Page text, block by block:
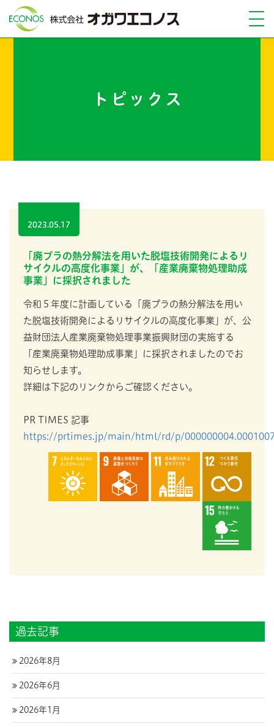
トピックス
2023.05.17
「廃プラの熱分解法を用いた脱塩技術開発によるリ
サイクルの高度化事業」が、「産業廃棄物処理助成
事業」に採択されました
令和５年度に計画している「廃プラの熱分解法を用い
た脱塩技術開発によるリサイクルの高度化事業」が、公
益財団法人産業廃棄物処理事業振興財団の実施する
「産業廃棄物処理助成事業」に採択されましたのでお
知らせします。
詳細は下記のリンクからご確認ください。
PR TIMES 記事
https://prtimes.jp/main/html/rd/p/
過去記事
2026年8月
2026年6月
2026年1月